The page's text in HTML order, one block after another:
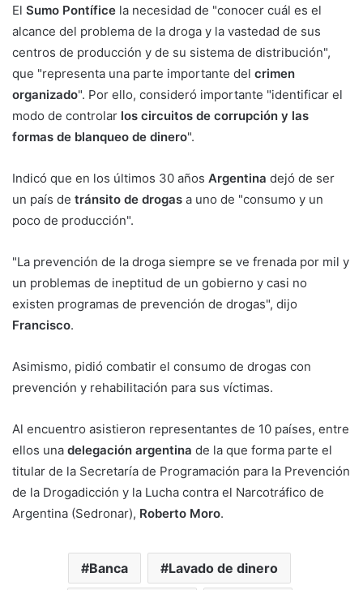
El Sumo Pontífice la necesidad de "conocer cuál es el
alcance del problema de la droga y la vastedad de sus
centros de producción y de su sistema de distribución",
que "representa una parte importante del crimen
organizado". Por ello, consideró importante "identificar el
modo de controlar los circuitos de corrupción y las
formas de blanqueo de dinero".
Indicó que en los últimos 30 años Argentina dejó de ser
un país de tránsito de drogas a uno de "consumo y un
poco de producción".
"La prevención de la droga siempre se ve frenada por mil y
un problemas de ineptitud de un gobierno y casi no
existen programas de prevención de drogas", dijo
Francisco.
Asimismo, pidió combatir el consumo de drogas con
prevención y rehabilitación para sus víctimas.
Al encuentro asistieron representantes de 10 países, entre
ellos una delegación argentina de la que forma parte el
titular de la Secretaría de Programación para la Prevención
de la Drogadicción y la Lucha contra el Narcotráfico de
Argentina (Sedronar), Roberto Moro.
Banca Lavado de dinero